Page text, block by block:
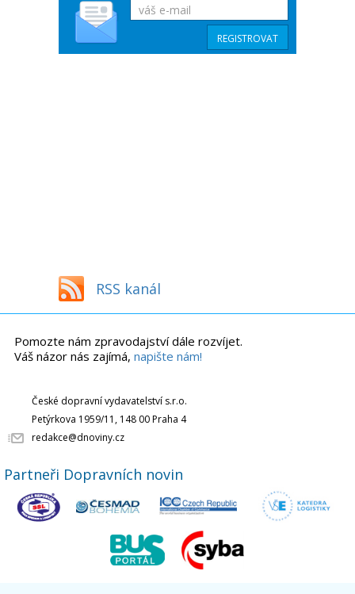
RSS kanál
Pomozte nám zpravodajství dále rozvíjet.
Váš názor nás zajímá, napište nám!
České dopravní vydavatelství s.r.o.
Petýrkova 1959/11, 148 00 Praha 4
redakce@dnoviny.cz
Partneři Dopravních novin